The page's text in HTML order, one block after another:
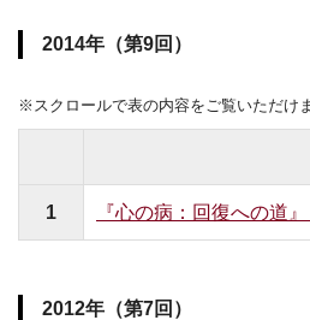
2014年（第9回）
※スクロールで表の内容をご覧いただけま
1 『心の病：回復への道
2012年（第7回）